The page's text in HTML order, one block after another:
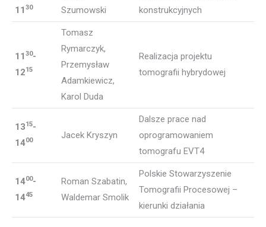
11 30
Szumowski
konstrukcyjnych
11 30-
1215
Tomasz
Rymarczyk,
Przemysław
Adamkiewicz,
Karol Duda
Realizacja projektu
tomografii hybrydowej
1315-
1400 Jacek Kryszyn
Dalsze prace nad
oprogramowaniem
tomografu EVT4
1400-
1445
Roman Szabatin,
Waldemar Smolik
Polskie Stowarzyszenie
Tomografii Procesowej –
kierunki działania